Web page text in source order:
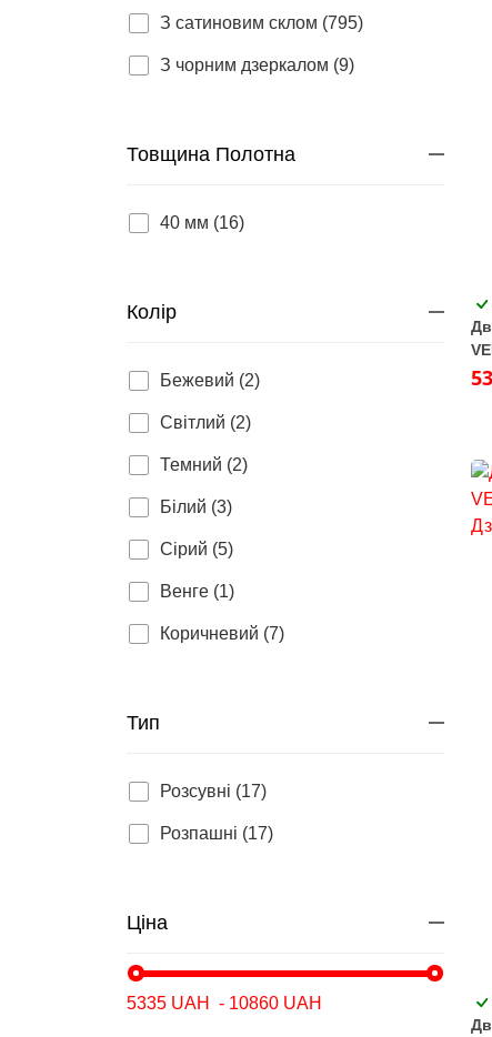
З сатиновим склом (795)
З чорним дзеркалом (9)
Товщина Полотна
40 мм (16)
Колір
Бежевий (2)
Світлий (2)
Темний (2)
Білий (3)
Сірий (5)
Венге (1)
Коричневий (7)
Тип
Розсувні (17)
Розпашні (17)
Ціна